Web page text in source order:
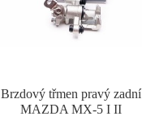
Brzdový třmen pravý zadní
MAZDA MX-5 I II